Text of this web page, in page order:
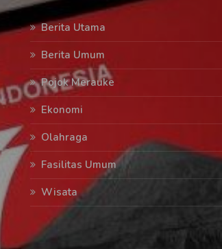
Berita Utama
Berita Umum
Pojok Merauke
Ekonomi
Olahraga
Fasilitas Umum
Wisata